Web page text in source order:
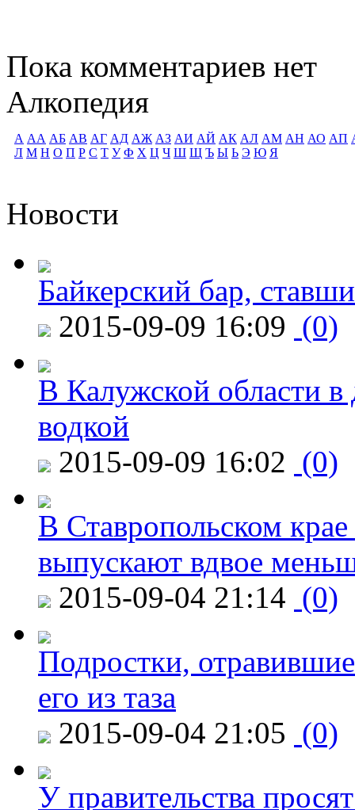
Пока комментариев нет
Алкопедия
А АА АБ АВ АГ АД АЖ АЗ АИ АЙ АК АЛ АМ АН АО АП
Л М Н О П Р С Т У Ф Х Ц Ч Ш Щ Ъ Ы Ь Э Ю Я
Новости
Байкерский бар,
2015-09-09 16:09 (0)
В Калужской области в
водкой
2015-09-09 16:02 (0)
В Ставропольском
выпускают вдвое
2015-09-04 21:14 (0)
Подростки,
его из таза
2015-09-04 21:05 (0)
У правительства